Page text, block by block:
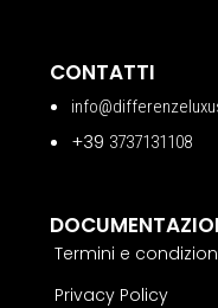
CONTATTI
+39 3737131108
Termini e
Privacy Policy